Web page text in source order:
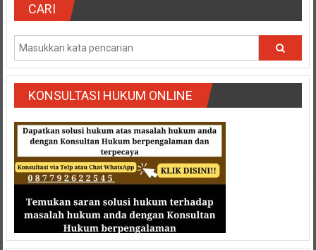
CARI
KONSULTASI HUKUM ONLINE